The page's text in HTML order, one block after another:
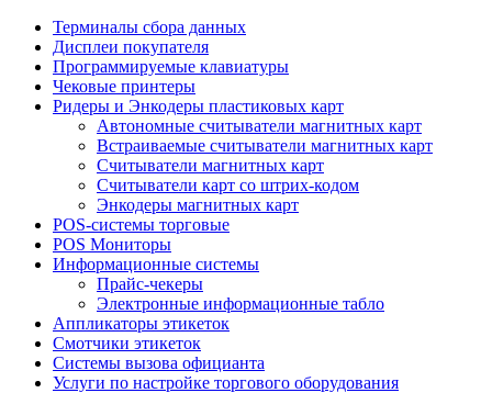
Терминалы сбора данных
Дисплеи покупателя
Программируемые клавиатуры
Чековые принтеры
Ридеры и Энкодеры пластиковых карт
Автономные считыватели магнитных карт
Встраиваемые считыватели магнитных карт
Считыватели магнитных карт
Считыватели карт со штрих-кодом
Энкодеры магнитных карт
POS-системы торговые
POS Мониторы
Информационные системы
Прайс-чекеры
Электронные информационные табло
Аппликаторы этикеток
Смотчики этикеток
Системы вызова официанта
Услуги по настройке торгового оборудования